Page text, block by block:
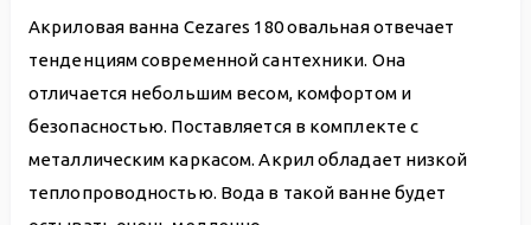
Акриловая ванна Cezares 180 овальная отвечает
тенденциям современной сантехники. Она
отличается небольшим весом, комфортом и
безопасностью. Поставляется в комплекте с
металлическим каркасом. Акрил обладает низкой
теплопроводностью. Вода в такой ванне будет